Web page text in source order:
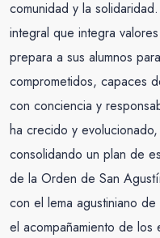
comunidad y la
integral que integra
prepara a sus alumnos
comprometidos, capaces
con conciencia y
ha crecido y
consolidando un plan de
de la Orden de San
con el lema agustiniano
el acompañamiento de los